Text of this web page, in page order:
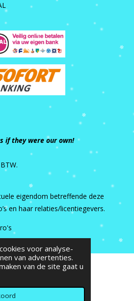
voor analyse-
van advertenties.
van de site gaat u
if they were our own!
eigendom betreffende deze
en haar relaties/licentiegevers.